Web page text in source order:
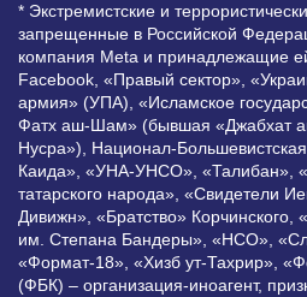
* Экстремистские и
запрещенные в Российской
компания Meta и принадлежащие
Facebook, «Правый сектор»,
армия» (УПА), «Исламское
Фатх аш-Шам» (бывшая «Джабхат
Нусра»), Национал-
Каида», «УНА-УНСО», «Талибан»,
татарского народа», «Свидетели
Дивижн», «Братство» Корчинского,
им. Степана Бандеры», «НСО»,
«Формат-18», «Хизб ут-Тахрир»,
(ФБК) – организация-иноагент,